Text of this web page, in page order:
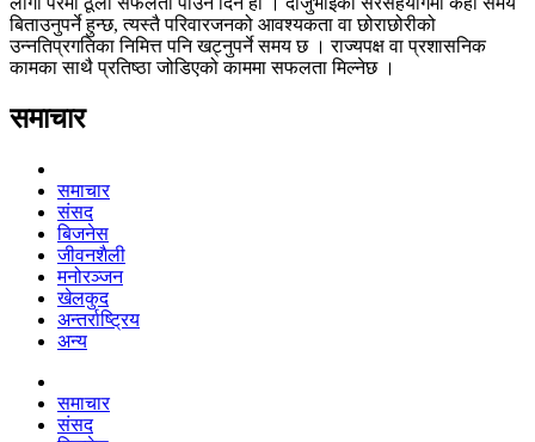
बिताउनुपर्ने हुन्छ, त्यस्तै परिवारजनको आवश्यकता वा छोराछोरीको
उन्नतिप्रगतिका निमित्त पनि खट्नुपर्ने समय छ । राज्यपक्ष वा प्रशासनिक
कामका साथै प्रतिष्ठा जोडिएको काममा सफलता मिल्नेछ ।
समाचार
समाचार
संसद
बिजनेस
जीवनशैली
मनोरञ्जन
खेलकुद
अन्तर्राष्ट्रिय
अन्य
समाचार
संसद